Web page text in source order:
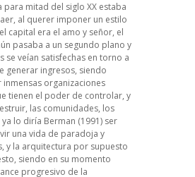
para mitad del siglo XX estaba
al querer imponer un estilo
capital era el amo y señor, el
pasaba a un segundo plano y
se veían satisfechas en torno a
generar ingresos, siendo
organizaciones
tienen el poder de controlar, y
las comunidades, los
lo diría Berman (1991) ser
una vida de paradoja y
y la arquitectura por supuesto
siendo en su momento
progresivo de la